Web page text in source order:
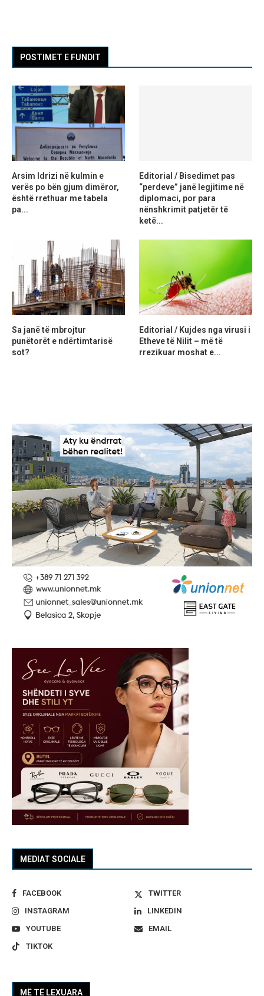
MEDIAT SOCIALE
FACEBOOK
TWITTER
INSTAGRAM
LINKEDIN
YOUTUBE
EMAIL
TIKTOK
MË TË LEXUARA
POSTIMET E FUNDIT
Arsim Idrizi në kulmin e
verës po bën gjum dimëror,
është rrethuar me tabela
pa...
Editorial / Bisedimet pas
“perdeve” janë legjitime në
diplomaci, por para
nënshkrimit patjetër të
ketë...
Sa janë të mbrojtur
punëtorët e ndërtimtarisë
sot?
Editorial / Kujdes nga virusi i
Etheve të Nilit – më të
rrezikuar moshat e...